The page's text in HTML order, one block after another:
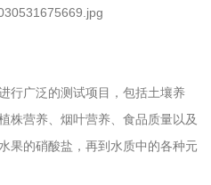
行广泛的测试项目，包括土壤养
株营养、烟叶营养、食品质量以及
果的硝酸盐，再到水质中的各种元